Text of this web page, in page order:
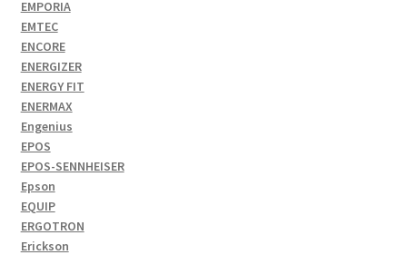
EMPORIA
EMTEC
ENCORE
ENERGIZER
ENERGY FIT
ENERMAX
Engenius
EPOS
EPOS-SENNHEISER
Epson
EQUIP
ERGOTRON
Erickson